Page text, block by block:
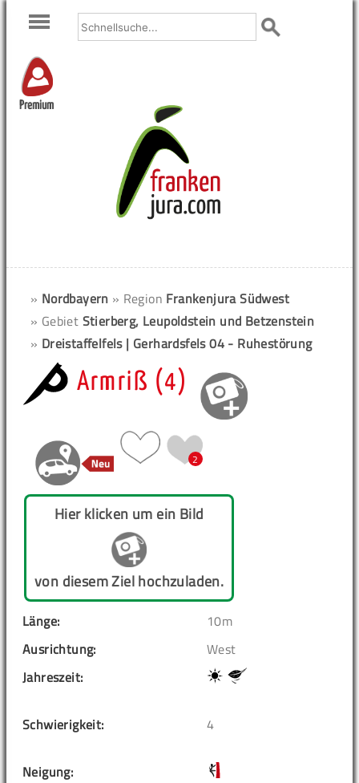
Premium
» Nordbayern » Region Frankenjura Südwest
» Gebiet Stierberg, Leupoldstein und Betzenstein
» Dreistaffelfels | Gerhardsfels 04 - Ruhestörung
Armriß (4)
2
Hier klicken um ein Bild
von diesem Ziel hochzuladen.
Länge:
10m
Ausrichtung:
West
Jahreszeit:
Schwierigkeit: 4
Neigung: